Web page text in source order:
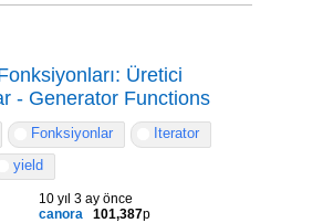
Üretici
- Generator Functions
Fonksiyonlar
Iterator
yield
10 yıl 3 ay önce
canora
101,387p